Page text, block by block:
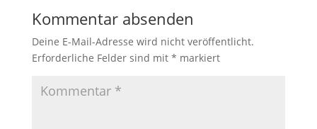
Kommentar absenden
Deine E-Mail-Adresse wird nicht veröffentlicht.
Erforderliche Felder sind mit * markiert